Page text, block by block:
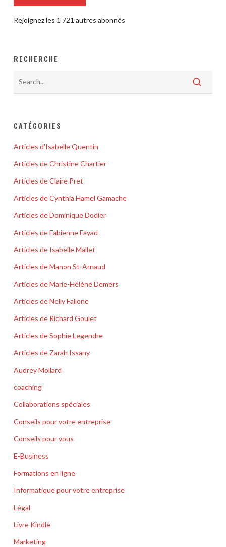
Rejoignez les 1 721 autres abonnés
RECHERCHE
CATÉGORIES
Articles d'Isabelle Quentin
Articles de Christine Chartier
Articles de Claire Pret
Articles de Cynthia Hamel Gamache
Articles de Dominique Dodier
Articles de Fabienne Fayad
Articles de Isabelle Mallet
Articles de Manon St-Arnaud
Articles de Marie-Hélène Demers
Articles de Nelly Fallone
Articles de Richard Goulet
Articles de Sophie Legendre
Articles de Zarah Issany
Audrey Mollard
coaching
Collaborations spéciales
Conseils pour votre entreprise
Conseils pour vous
E-Business
Formations en ligne
Informatique pour votre entreprise
Légal
Livre Kindle
Marketing